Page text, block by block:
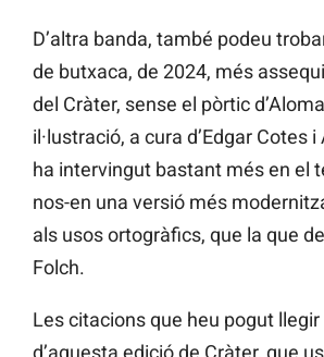
D’altra banda, també podeu
de butxaca, de 2024, més
del Cràter, sense el pòrtic
il·lustració, a cura d’Edgar Cotes
ha intervingut bastant més en el
nos-en una versió més
als usos ortogràfics, que la que
Folch.
Les citacions que heu pogut
d’aquesta edició de Cràter, que